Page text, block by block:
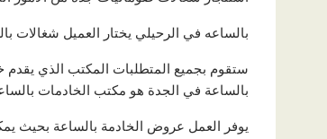
بالساعه في الرحيلي يختار العميل شغالات
ستقوم بجميع المتطلبات المكتب الذي يقدم
بالساعة في الجدة هو مكتب الخادمات
يوفر العمل عروض الخادمة بالساعة بحيث